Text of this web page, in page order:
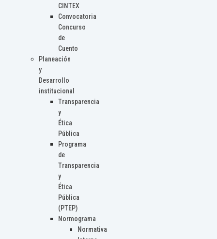
CINTEX
Convocatoria
Concurso
de
Cuento
Planeación
y
Desarrollo
institucional
Transparencia
y
Ética
Pública
Programa
de
Transparencia
y
Ética
Pública
(PTEP)
Normograma
Normativa